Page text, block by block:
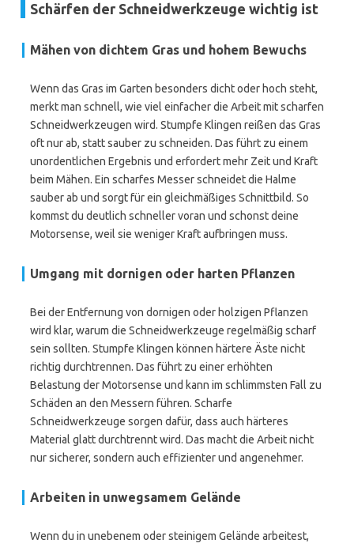
Schärfen der Schneidwerkzeuge wichtig ist
Mähen von dichtem Gras und hohem Bewuchs
Wenn das Gras im Garten besonders dicht oder hoch steht,
merkt man schnell, wie viel einfacher die Arbeit mit scharfen
Schneidwerkzeugen wird. Stumpfe Klingen reißen das Gras
oft nur ab, statt sauber zu schneiden. Das führt zu einem
unordentlichen Ergebnis und erfordert mehr Zeit und Kraft
beim Mähen. Ein scharfes Messer schneidet die Halme
sauber ab und sorgt für ein gleichmäßiges Schnittbild. So
kommst du deutlich schneller voran und schonst deine
Motorsense, weil sie weniger Kraft aufbringen muss.
Umgang mit dornigen oder harten Pflanzen
Bei der Entfernung von dornigen oder holzigen Pflanzen
wird klar, warum die Schneidwerkzeuge regelmäßig scharf
sein sollten. Stumpfe Klingen können härtere Äste nicht
richtig durchtrennen. Das führt zu einer erhöhten
Belastung der Motorsense und kann im schlimmsten Fall zu
Schäden an den Messern führen. Scharfe
Schneidwerkzeuge sorgen dafür, dass auch härteres
Material glatt durchtrennt wird. Das macht die Arbeit nicht
nur sicherer, sondern auch effizienter und angenehmer.
Arbeiten in unwegsamem Gelände
Wenn du in unebenem oder steinigem Gelände arbeitest,